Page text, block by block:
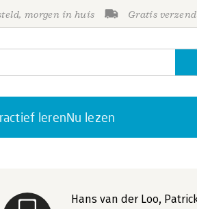
morgen in huis Gratis
lerenNu lezen
Hans van der Loo,